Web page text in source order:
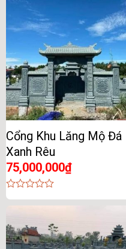
Cổng Khu Lăng Mộ Đá
Xanh Rêu
75,000,000₫
0
5